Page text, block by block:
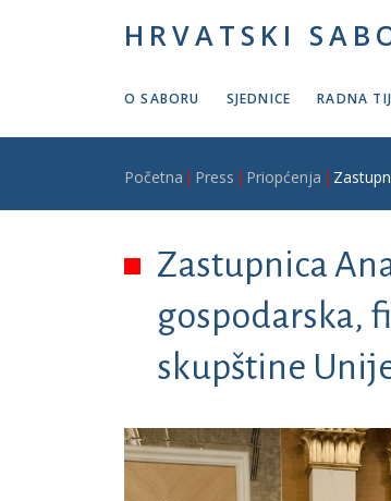
HRVATSKI
O SABORU SJEDNICE RADNA
Breadcrumb
Početna Press Priopćenja
Zastupnica
gospodarska,
skupštine